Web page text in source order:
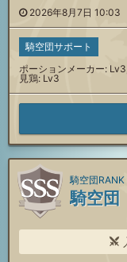
2026年8月7日 10:03
騎空団サポート
ポーションメーカー:
見鶏: Lv3
騎空団
騎空団RANK